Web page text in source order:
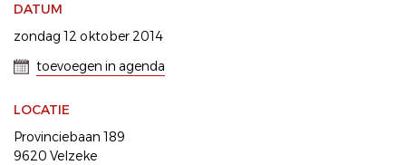
DATUM
zondag 12 oktober 2014
toevoegen in agenda
LOCATIE
Provinciebaan 189
9620 Velzeke